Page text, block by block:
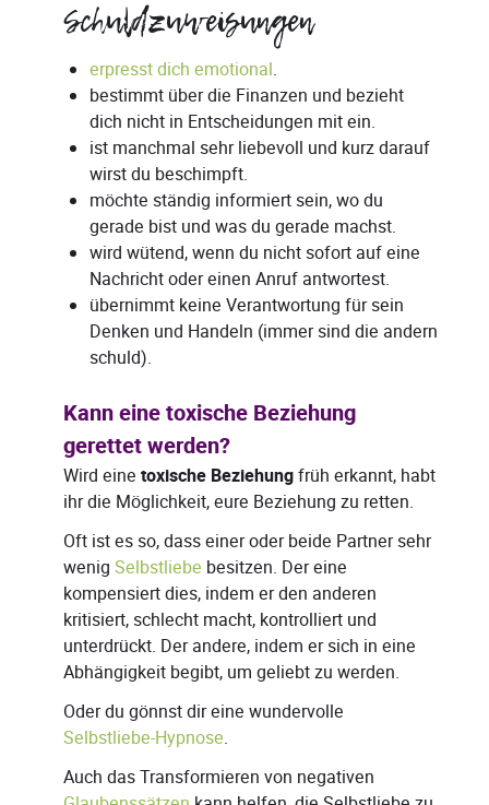
Schuldzuweisungen
erpresst dich emotional.
bestimmt über die Finanzen und bezieht
dich nicht in Entscheidungen mit ein.
ist manchmal sehr liebevoll und kurz darauf
wirst du beschimpft.
möchte ständig informiert sein, wo du
gerade bist und was du gerade machst.
wird wütend, wenn du nicht sofort auf eine
Nachricht oder einen Anruf antwortest.
übernimmt keine Verantwortung für sein
Denken und Handeln (immer sind die andern
schuld).
Kann eine toxische Beziehung
gerettet werden?
Wird eine toxische Beziehungfrüh erkannt, habt
ihr die Möglichkeit, eure Beziehung zu retten.
Oft ist es so, dass einer oder beide Partner sehr
wenig Selbstliebe besitzen. Der eine
kompensiert dies, indem er den anderen
kritisiert, schlecht macht, kontrolliert und
unterdrückt. Der andere, indem er sich in eine
Abhängigkeit begibt, um geliebt zu werden.
Oder du gönnst dir eine wundervolle
Selbstliebe-Hypnose.
Auch das Transformieren von negativen